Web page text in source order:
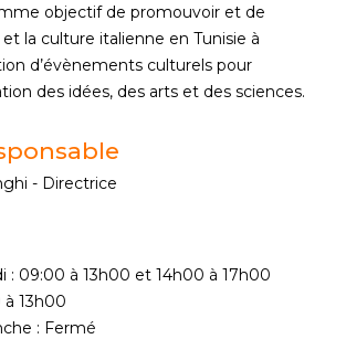
objectif de promouvoir et de
la culture italienne en Tunisie à
d’évènements culturels pour
des idées, des arts et des sciences.
- Directrice
: 09:00 à 13h00 et 14h00 à 17h00
13h00
: Fermé